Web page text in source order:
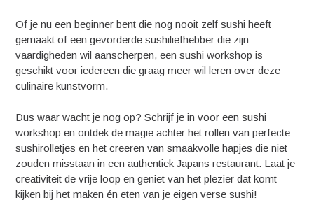
Of je nu een beginner bent die nog nooit zelf sushi heeft
gemaakt of een gevorderde sushiliefhebber die zijn
vaardigheden wil aanscherpen, een sushi workshop is
geschikt voor iedereen die graag meer wil leren over deze
culinaire kunstvorm.
Dus waar wacht je nog op? Schrijf je in voor een sushi
workshop en ontdek de magie achter het rollen van perfecte
sushirolletjes en het creëren van smaakvolle hapjes die niet
zouden misstaan in een authentiek Japans restaurant. Laat je
creativiteit de vrije loop en geniet van het plezier dat komt
kijken bij het maken én eten van je eigen verse sushi!